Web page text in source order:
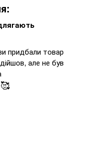
придбали товар
але не був